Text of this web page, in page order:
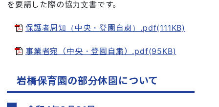
を要請した際の協力文書です。
保護者周知（中央・登園自粛）.pdf(111KB)
事業者宛（中央・登園自粛）.pdf(95KB)
岩橋保育園の部分休園について